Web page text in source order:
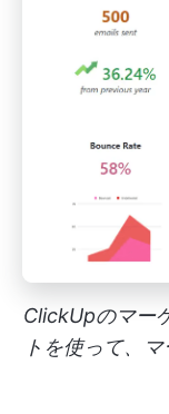
ClickUpのマー
トを使って、